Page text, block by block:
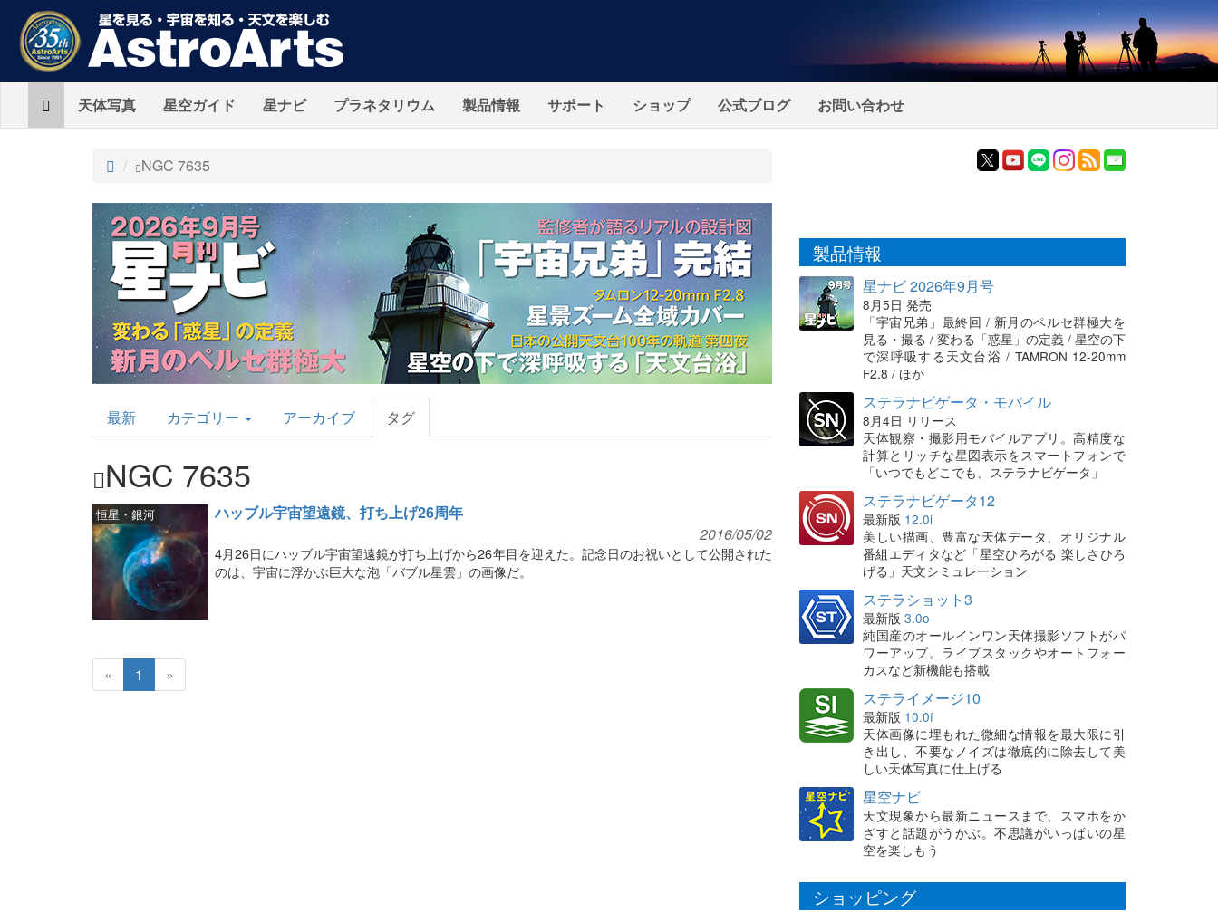
Home天体写真 星空ガイド 星ナビ プラネタリウム 製品情報 サポート ショップ 公式ブログ お問い合わせ
ト
プ
NGC 7635
AstroArts
Topics
最新 カテゴリー アーカイブ タグ
NGC 7635
ハッブル宇宙望遠鏡、打ち上げ26周年
恒星・銀河
2016/05/02
4月26日にハッブル宇宙望遠鏡が打ち上げから26年目を迎えた。記念日のお祝いとして公開された
のは、宇宙に浮かぶ巨大な泡「バブル星雲」の画像だ。
« 1 »
製品情報
星ナビ 2026年9月号
8月5日 発売
「宇宙兄弟」最終回 / 新月のペルセ群極大を
見る・撮る / 変わる「惑星」の定義 / 星空の下
で深呼吸する天文台浴 / TAMRON 12-20mm
F2.8 / ほか
ステラナビゲータ・モバイル
8月4日 リリース
天体観察・撮影用モバイルアプリ。高精度な
計算とリッチな星図表示をスマートフォンで
「いつでもどこでも、ステラナビゲータ」
ステラナビゲータ12
最新版 12.0i
美しい描画、豊富な天体データ、オリジナル
番組エディタなど「星空ひろがる 楽しさひろ
げる」天文シミュレーション
ステラショット3
最新版 3.0o
純国産のオールインワン天体撮影ソフトがパ
ワーアップ。ライブスタックやオートフォー
カスなど新機能も搭載
ステライメージ10
最新版 10.0f
天体画像に埋もれた微細な情報を最大限に引
き出し、不要なノイズは徹底的に除去して美
しい天体写真に仕上げる
星空ナビ
天文現象から最新ニュースまで、スマホをか
ざすと話題がうかぶ。不思議がいっぱいの星
空を楽しもう
ショッピング